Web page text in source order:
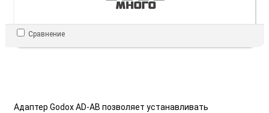
Сравнение
Адаптер Godox AD-AB позволяет устанавливать